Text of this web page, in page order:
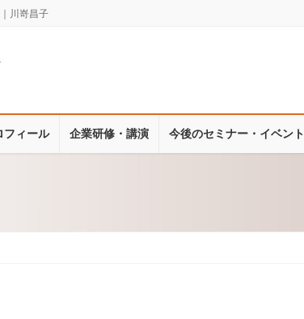
川嵜昌子
フィール 企業研修・講演 今後のセミナー・イベント